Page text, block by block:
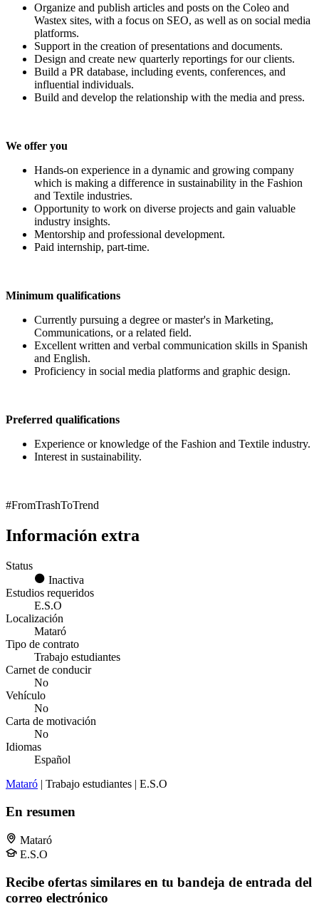
Organize and publish articles and posts on the Coleo and
Wastex sites, with a focus on SEO, as well as on social media
platforms.
Support in the creation of presentations and documents.
Design and create new quarterly reportings for our clients.
Build a PR database, including events, conferences, and
influential individuals.
Build and develop the relationship with the media and press.
We offer you
Hands-on experience in a dynamic and growing company
which is making a difference in sustainability in the Fashion
and Textile industries.
Opportunity to work on diverse projects and gain valuable
industry insights.
Mentorship and professional development.
Paid internship, part-time.
Minimum qualifications
Currently pursuing a degree or master's in Marketing,
Communications, or a related field.
Excellent written and verbal communication skills in Spanish
and English.
Proficiency in social media platforms and graphic design.
Preferred qualifications
Experience or knowledge of the Fashion and Textile industry.
Interest in sustainability.
#FromTrashToTrend
Información extra
Status
Inactiva
Estudios requeridos
E.S.O
Localización
Mataró
Tipo de contrato
Trabajo estudiantes
Carnet de conducir
No
Vehículo
No
Carta de motivación
No
Idiomas
Español
Mataró | Trabajo estudiantes | E.S.O
En resumen
Mataró
E.S.O
Recibe ofertas similares en tu bandeja de entrada del
correo electrónico